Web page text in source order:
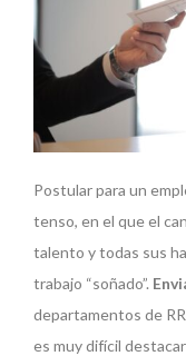
Postular para un
tenso, en el que el
talento y todas sus
trabajo “soñado”.
departamentos de
es muy difícil